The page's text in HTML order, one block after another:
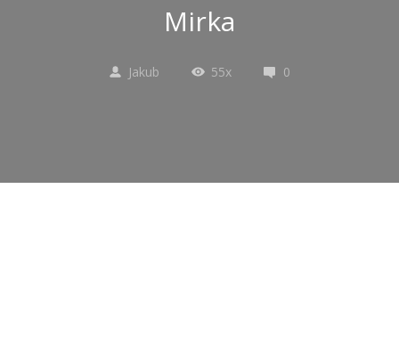
Mirka
Jakub 55x 0